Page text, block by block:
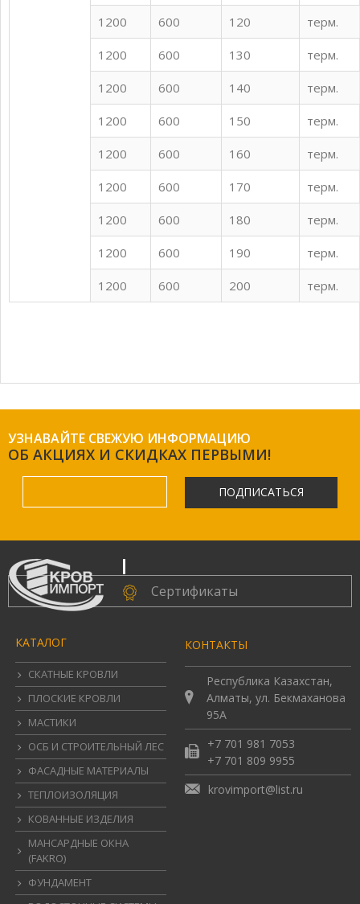
1200 600 120 терм.
1200 600 130 терм.
1200 600 140 терм.
1200 600 150 терм.
1200 600 160 терм.
1200 600 170 терм.
1200 600 180 терм.
1200 600 190 терм.
1200 600 200 терм.
УЗНАВАЙТЕ СВЕЖУЮ ИНФОРМАЦИЮ
ОБ АКЦИЯХ И СКИДКАХ ПЕРВЫМИ!
ПОДПИСАТЬСЯ
Сертификаты
КАТАЛОГ
СКАТНЫЕ КРОВЛИ
ПЛОСКИЕ КРОВЛИ
МАСТИКИ
ОСБ И СТРОИТЕЛЬНЫЙ ЛЕС
ФАСАДНЫЕ МАТЕРИАЛЫ
ТЕПЛОИЗОЛЯЦИЯ
КОВАННЫЕ ИЗДЕЛИЯ
МАНСАРДНЫЕ ОКНА
(FAKRO)
ФУНДАМЕНТ
КОНТАКТЫ
Республика Казахстан,
Алматы, ул. Бекмаханова
95А
+7 701 981 7053
+7 701 809 9955
krovimport@list.ru